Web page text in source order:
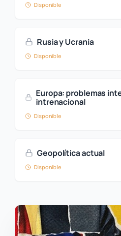
Disponible
Rusia y Ucrania
Disponible
Europa: problemas
intrenacional
Disponible
Geopolítica actual
Disponible